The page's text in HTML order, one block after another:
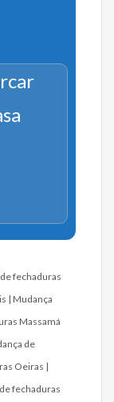
fechaduras
Mudança
Massamá
de
Oeiras
fechaduras